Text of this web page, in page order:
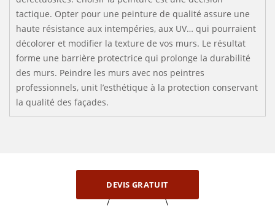
DEVIS GRATUIT
tactique. Opter pour une peinture de qualité assure une
haute résistance aux intempéries, aux UV… qui pourraient
décolorer et modifier la texture de vos murs. Le résultat
forme une barrière protectrice qui prolonge la durabilité
des murs. Peindre les murs avec nos peintres
professionnels, unit l’esthétique à la protection conservant
la qualité des façades.